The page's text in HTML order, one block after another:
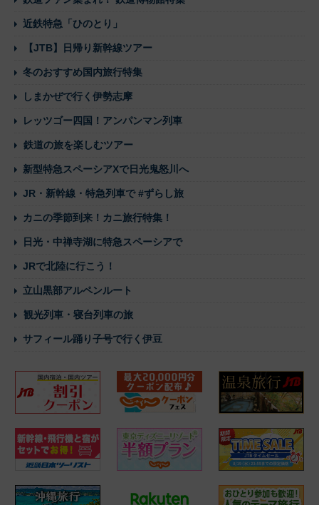
近鉄特急「ひのとり」
【JTB】日帰り新幹線ツアー
冬のおすすめ国内旅行特集
しまかぜで行く伊勢志摩
レッツゴー四国！アンパンマン列車
鉄道の旅を楽しむツアー
新型特急スペーシアXで日光鬼怒川へ
JR・新幹線・特急列車で #ずらし旅
カニの季節到来！カニ旅行特集！
日光・中禅寺湖に特急スペーシアで
JRで北陸に行こう！
立山黒部アルペンルート
観光列車・寝台列車の旅
サフィール踊り子号で行く伊豆